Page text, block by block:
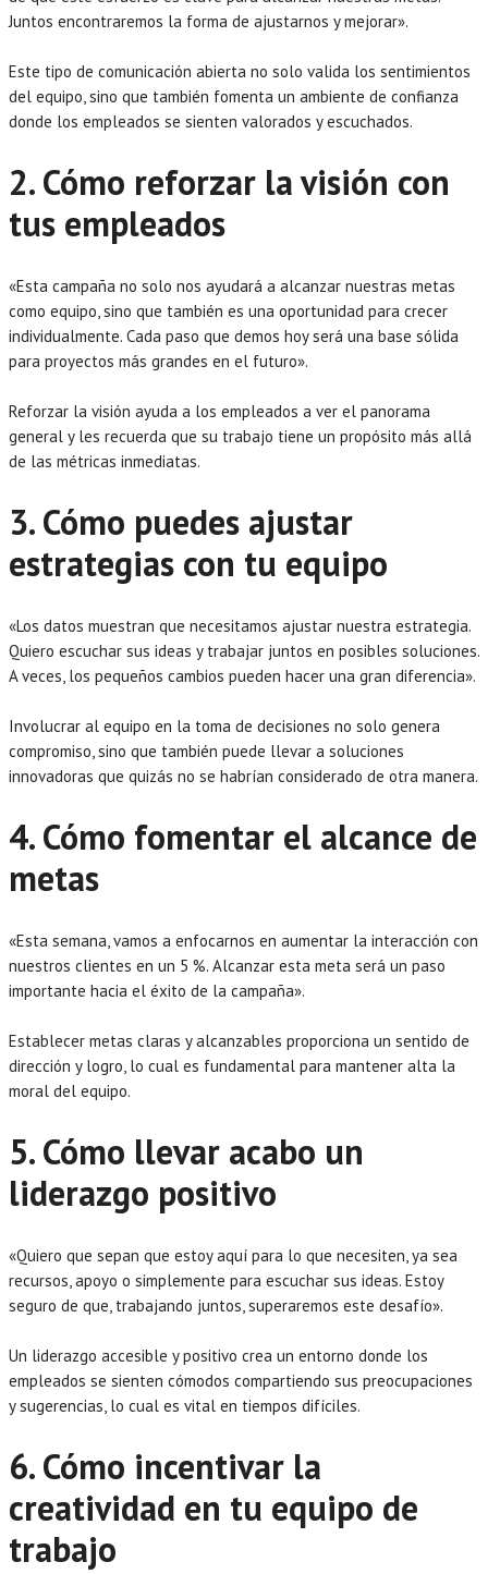
Juntos encontraremos la forma de ajustarnos y mejorar».
Este tipo de comunicación abierta no solo valida los sentimientos
del equipo, sino que también fomenta un ambiente de confianza
donde los empleados se sienten valorados y escuchados.
2. Cómo reforzar la visión con
tus empleados
«Esta campaña no solo nos ayudará a alcanzar nuestras metas
como equipo, sino que también es una oportunidad para crecer
individualmente. Cada paso que demos hoy será una base sólida
para proyectos más grandes en el futuro».
Reforzar la visión ayuda a los empleados a ver el panorama
general y les recuerda que su trabajo tiene un propósito más allá
de las métricas inmediatas.
3. Cómo puedes ajustar
estrategias con tu equipo
«Los datos muestran que necesitamos ajustar nuestra estrategia.
Quiero escuchar sus ideas y trabajar juntos en posibles soluciones.
A veces, los pequeños cambios pueden hacer una gran diferencia».
Involucrar al equipo en la toma de decisiones no solo genera
compromiso, sino que también puede llevar a soluciones
innovadoras que quizás no se habrían considerado de otra manera.
4. Cómo fomentar el alcance de
metas
«Esta semana, vamos a enfocarnos en aumentar la interacción con
nuestros clientes en un 5 %. Alcanzar esta meta será un paso
importante hacia el éxito de la campaña».
Establecer metas claras y alcanzables proporciona un sentido de
dirección y logro, lo cual es fundamental para mantener alta la
moral del equipo.
5. Cómo llevar acabo un
liderazgo positivo
«Quiero que sepan que estoy aquí para lo que necesiten, ya sea
recursos, apoyo o simplemente para escuchar sus ideas. Estoy
seguro de que, trabajando juntos, superaremos este desafío».
Un liderazgo accesible y positivo crea un entorno donde los
empleados se sienten cómodos compartiendo sus preocupaciones
y sugerencias, lo cual es vital en tiempos difíciles.
6. Cómo incentivar la
creatividad en tu equipo de
trabajo